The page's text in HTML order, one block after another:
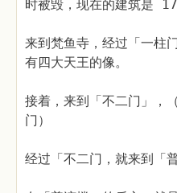
时被毁，现在的建筑是
来到梵鱼寺，经过「一柱
有四大天王的像。
接着，来到「不二门」，
门）
经过「不二门，就来到「